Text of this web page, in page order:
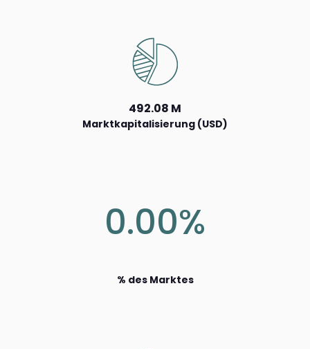
492.08 M
Marktkapitalisierung (USD)
0.00%
% des Marktes